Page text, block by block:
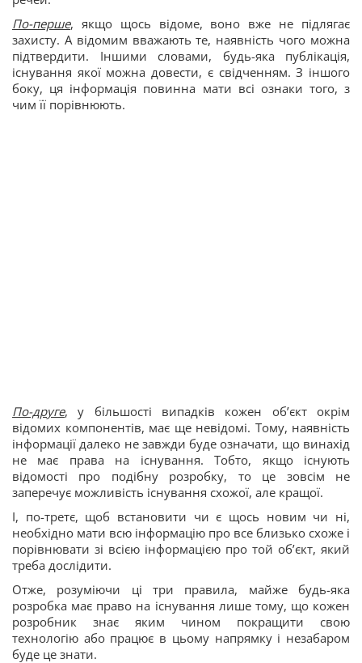
По-перше, якщо щось відоме, воно вже не підлягає
захисту. А відомим вважають те, наявність чого можна
підтвердити. Іншими словами, будь-яка публікація,
існування якої можна довести, є свідченням. З іншого
боку, ця інформація повинна мати всі ознаки того, з
чим її порівнюють.
По-друге, у більшості випадків кожен об’єкт окрім
відомих компонентів, має ще невідомі. Тому, наявність
інформації далеко не завжди буде означати, що винахід
не має права на існування. Тобто, якщо існують
відомості про подібну розробку, то це зовсім не
заперечує можливість існування схожої, але кращої.
І, по-третє, щоб встановити чи є щось новим чи ні,
необхідно мати всю інформацію про все близько схоже і
порівнювати зі всією інформацією про той об’єкт, який
треба дослідити.
Отже, розуміючи ці три правила, майже будь-яка
розробка має право на існування лише тому, що кожен
розробник знає яким чином покращити свою
технологію або працює в цьому напрямку і незабаром
буде це знати.